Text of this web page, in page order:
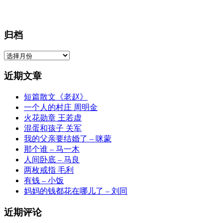
归档
归
近期文章
短篇散文《老赵》
一个人的村庄 周明金
火花勋章 王若虚
混蛋和孩子 关军
我的父亲要结婚了 – 咪蒙
那个谁 – 马一木
人间卧底 – 马良
两枚戒指 毛利
有钱 – 小饭
妈妈的钱都花在哪儿了 – 刘同
近期评论